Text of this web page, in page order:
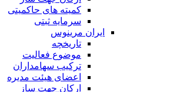
کمیته های حاکمیتی
سرمایه ثبتی
ایران مرینوس
تاریخچه
موضوع فعالیت
ترکیب سهامداران
اعضای هیئت مدیره
ارکان جهت ساز